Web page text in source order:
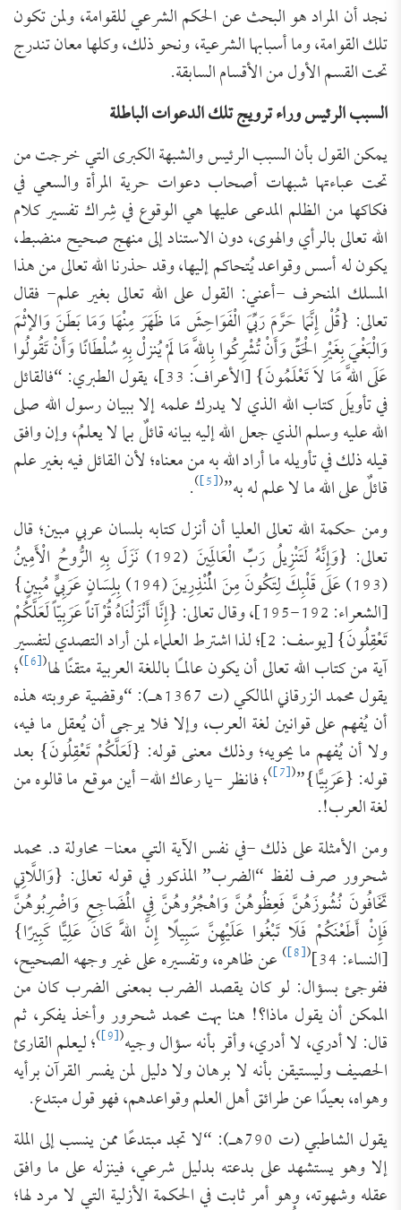
نجد أن المراد هو البحث عن الحكم الشرعي للقوامة، ولمن تكون
تلك القوامة، وما أسبابها الشرعية، ونحو ذلك، وكلها معان تندرج
تحت القسم الأول من الأقسام السابقة.
السبب الرئيس وراء ترويج تلك الدعوات الباطلة
يمكن القول بأن السبب الرئيس والشبهة الكبرى التي خرجت من
تحت عباءتها شبهات أصحاب دعوات حرية المرأة والسعي في
فكاكها من الظلم المدعى عليها هي الوقوع في شِراك تفسير كلام
الله تعالى بالرأي والهوى، دون الاستناد إلى منهج صحيح منضبط،
يكون له أسس وقواعد يُتحاكم إليها، وقد حذرنا الله تعالى من هذا
المسلك المنحرف -أعني: القول على الله تعالى بغير علم- فقال
تعالى: {قُلْ إِنَّمَا حَرَّمَ رَبِّيَ الْفَوَاحِشَ مَا ظَهَرَ مِنْهَا وَمَا بَطَنَ وَالإثْمَ
وَالْبَغْيَ بِغَيْرِ الْحَقِّ وَأَنْ تُشْرِكُوا بِاللَّهِ مَا لَمْ يُنزلْ بِهِ سُلْطَانًا وَأَنْ تَقُولُوا
عَلَى اللَّهِ مَا لاَ تَعْلَمُونَ} [الأعراف: 33]، يقول الطبري: “فالقائل
في تأويل كتاب الله الذي لا يدرك علمه إلا ببيان رسول الله صلى
الله عليه وسلم الذي جعل الله إليه بيانه قائلٌ بما لا يعلمُ، وإن وافق
قيله ذلك في تأويله ما أراد الله به من معناه؛ لأن القائل فيه بغير علم
قائلٌ على الله ما لا علم له به”(
[5]
)
.
ومن حكمة الله تعالى العليا أن أنزل كتابه بلسان عربي مبين؛ قال
تعالى: {وَإِنَّهُ لَتَنْزِيلُ رَبِّ الْعَالَمِينَ (192) نَزَلَ بِهِ الرُّوحُ الْأَمِينُ
(193) عَلَى قَلْبِكَ لِتَكُونَ مِنَ الْمُنْذِرِينَ (194) بِلِسَانٍ عَرَبِيٍّ مُبِينٍ}
[الشعراء: 192-195]، وقال تعالى: {إِنَّا أَنْزَلْنَاهُ قُرْآناً عَرَبِيّاً لَعَلَّكُمْ
تَعْقِلُونَ} [يوسف: 2]؛ لذا اشترط العلماء لمن أراد التصدي لتفسير
آية من كتاب الله تعالى أن يكون عالمـًا باللغة العربية متقنًا لها(
[6]
)؛
يقول محمد الزرقاني المالكي (ت 1367هـ): “وقضية عروبته هذه
أن يُفهم على قوانين لغة العرب، وإلا فلا يرجى أن يُعقل ما فيه،
ولا أن يُفهم ما يحويه؛ وذلك معنى قوله: {لَعَلَّكُمْ تَعْقِلُونَ} بعد
قوله: {عَرَبِيًّا}”(
[7]
)؛ فانظر -يا رعاك الله- أين موقع ما قالوه من
لغة العرب!.
ومن الأمثلة على ذلك -في نفس الآية التي معنا- محاولة د. محمد
شحرور صرف لفظ “الضرب” المذكور في قوله تعالى: {وَاللَّاتِي
تَخَافُونَ نُشُوزَهُنَّ فَعِظُوهُنَّ وَاهْجُرُوهُنَّ فِي الْمَضَاجِعِ وَاضْرِبُوهُنَّ
فَإِنْ أَطَعْنَكُمْ فَلَا تَبْغُوا عَلَيْهِنَّ سَبِيلًا إِنَّ اللَّهَ كَانَ عَلِيًّا كَبِيرًا}
[النساء: 34] (
[8]
) عن ظاهره، وتفسيره على غير وجهه الصحيح،
ففوجئ بسؤال: لو كان يقصد الضرب بمعنى الضرب كان من
الممكن أن يقول ماذا؟! هنا بهت محمد شحرور وأخذ يفكر، ثم
قال: لا أدري، لا أدري، وأقر بأنه سؤال وجيه(
[9]
)؛ ليعلم القارئ
الحصيف وليستيقن بأنه لا برهان ولا دليل لمن يفسر القرآن برأيه
وهواه، بعيدًا عن طرائق أهل العلم وقواعدهم، فهو قول مبتدع.
يقول الشاطبي (ت 790هـ): “لا تجد مبتدعًا ممن ينسب إلى الملة
إلا وهو يستشهد على بدعته بدليل شرعي، فينزله على ما وافق
عقله وشهوته، وهو أمر ثابت في الحكمة الأزلية التي لا مرد لها؛